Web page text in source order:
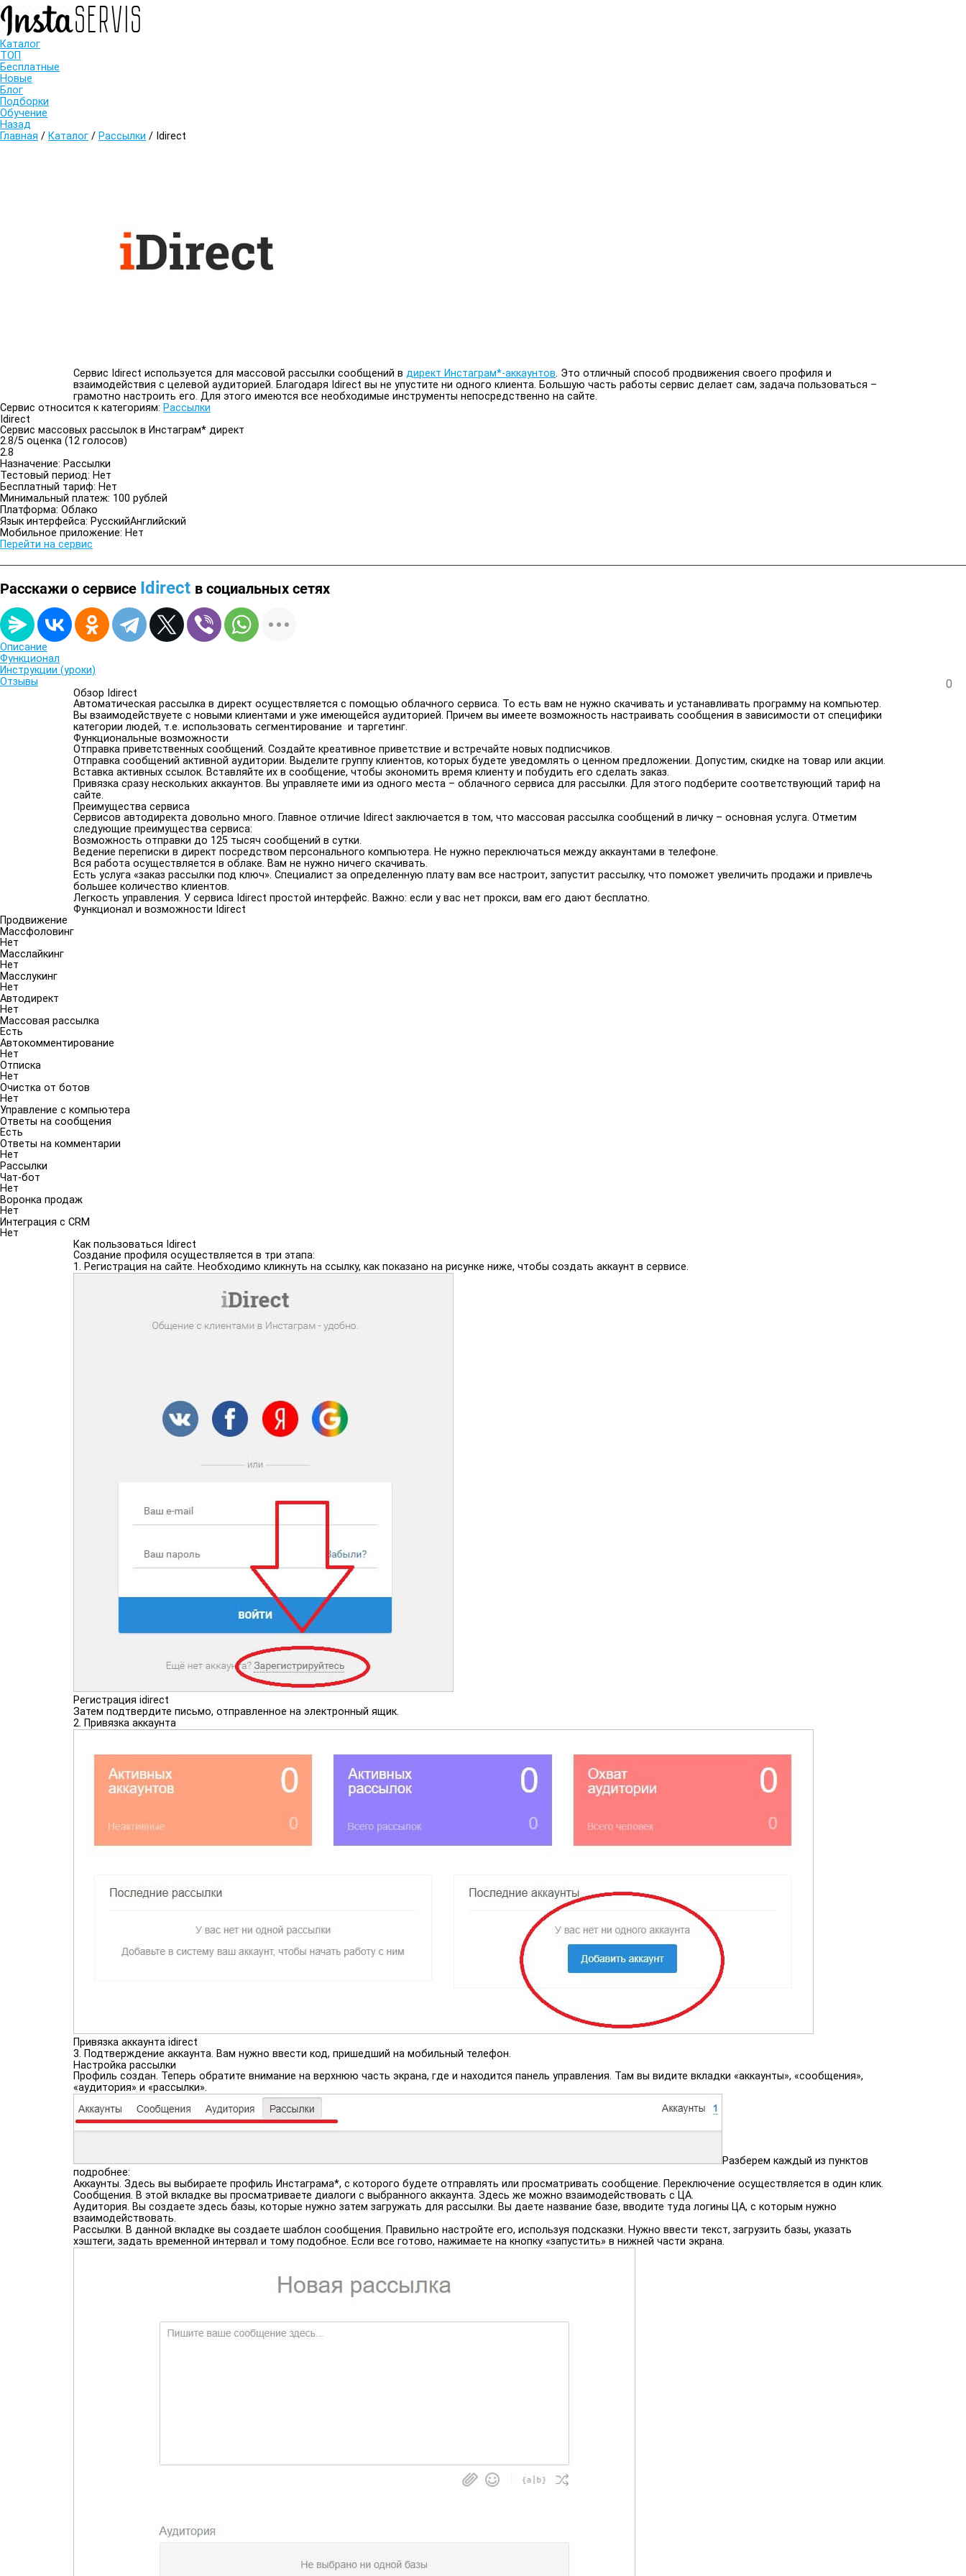
Каталог
ТОП
Бесплатные
Новые
Блог
Подборки
Обучение
Назад
Главная / Каталог / Рассылки / Idirect
Сервис Idirect используется для массовой рассылки сообщений в директ Инстаграм*-аккаунтов. Это отличный способ продвижения своего профиля и
взаимодействия с целевой аудиторией. Благодаря Idirect вы не упустите ни одного клиента. Большую часть работы сервис делает сам, задача пользоваться –
грамотно настроить его. Для этого имеются все необходимые инструменты непосредственно на сайте.
Сервис относится к категориям: Рассылки
Idirect
Сервис массовых рассылок в Инстаграм* директ
2.8/5 оценка (12 голосов)
2.8
Назначение: Рассылки
Тестовый период: Нет
Бесплатный тариф: Нет
Минимальный платеж: 100 рублей
Платформа: Облако
Язык интерфейса: РусскийАнглийский
Мобильное приложение: Нет
Перейти на сервис
Расскажи о сервисе Idirect в социальных сетях
Описание
Функционал
Инструкции (уроки)
Отзывы
0
Обзор Idirect
Автоматическая рассылка в директ осуществляется с помощью облачного сервиса. То есть вам не нужно скачивать и устанавливать программу на компьютер.
Вы взаимодействуете с новыми клиентами и уже имеющейся аудиторией. Причем вы имеете возможность настраивать сообщения в зависимости от специфики
категории людей, т.е. использовать сегментирование и таргетинг.
Функциональные возможности
Отправка приветственных сообщений. Создайте креативное приветствие и встречайте новых подписчиков.
Отправка сообщений активной аудитории. Выделите группу клиентов, которых будете уведомлять о ценном предложении. Допустим, скидке на товар или акции.
Вставка активных ссылок. Вставляйте их в сообщение, чтобы экономить время клиенту и побудить его сделать заказ.
Привязка сразу нескольких аккаунтов. Вы управляете ими из одного места – облачного сервиса для рассылки. Для этого подберите соответствующий тариф на
сайте.
Преимущества сервиса
Сервисов автодиректа довольно много. Главное отличие Idirect заключается в том, что массовая рассылка сообщений в личку – основная услуга. Отметим
следующие преимущества сервиса:
Возможность отправки до 125 тысяч сообщений в сутки.
Ведение переписки в директ посредством персонального компьютера. Не нужно переключаться между аккаунтами в телефоне.
Вся работа осуществляется в облаке. Вам не нужно ничего скачивать.
Есть услуга «заказ рассылки под ключ». Специалист за определенную плату вам все настроит, запустит рассылку, что поможет увеличить продажи и привлечь
большее количество клиентов.
Легкость управления. У сервиса Idirect простой интерфейс. Важно: если у вас нет прокси, вам его дают бесплатно.
Функционал и возможности Idirect
Продвижение
Массфоловинг
Нет
Масслайкинг
Нет
Масслукинг
Нет
Автодирект
Нет
Массовая рассылка
Есть
Автокомментирование
Нет
Отписка
Нет
Очистка от ботов
Нет
Управление с компьютера
Ответы на сообщения
Есть
Ответы на комментарии
Нет
Рассылки
Чат-бот
Нет
Воронка продаж
Нет
Интеграция с CRM
Нет
Как пользоваться Idirect
Создание профиля осуществляется в три этапа:
1. Регистрация на сайте. Необходимо кликнуть на ссылку, как показано на рисунке ниже, чтобы создать аккаунт в сервисе.
Регистрация idirect
Затем подтвердите письмо, отправленное на электронный ящик.
2. Привязка аккаунта
Привязка аккаунта idirect
3. Подтверждение аккаунта. Вам нужно ввести код, пришедший на мобильный телефон.
Настройка рассылки
Профиль создан. Теперь обратите внимание на верхнюю часть экрана, где и находится панель управления. Там вы видите вкладки «аккаунты», «сообщения»,
«аудитория» и «рассылки».
Разберем каждый из пунктов
подробнее:
Аккаунты. Здесь вы выбираете профиль Инстаграма*, с которого будете отправлять или просматривать сообщение. Переключение осуществляется в один клик.
Сообщения. В этой вкладке вы просматриваете диалоги с выбранного аккаунта. Здесь же можно взаимодействовать с ЦА.
Аудитория. Вы создаете здесь базы, которые нужно затем загружать для рассылки. Вы даете название базе, вводите туда логины ЦА, с которым нужно
взаимодействовать.
Рассылки. В данной вкладке вы создаете шаблон сообщения. Правильно настройте его, используя подсказки. Нужно ввести текст, загрузить базы, указать
хэштеги, задать временной интервал и тому подобное. Если все готово, нажимаете на кнопку «запустить» в нижней части экрана.